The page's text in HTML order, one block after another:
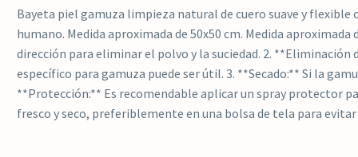
Bayeta piel gamuza limpieza natural de cuero suave y
humano. Medida aproximada de 50x50 cm. Medida
dirección para eliminar el polvo y la suciedad. 2.
específico para gamuza puede ser útil. 3. **Secado:** Si la
**Protección:** Es recomendable aplicar un spray protector
fresco y seco, preferiblemente en una bolsa de tela para